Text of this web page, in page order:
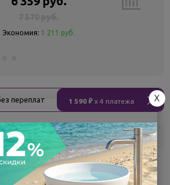
Экономия: 1 211 руб.
переплат 1 590 ₽ x 4 платежа
Кол-во Срок поставки
2
Самовывоз
X